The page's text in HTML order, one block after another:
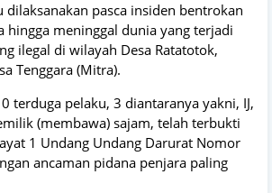
dilaksanakan pasca insiden bentrokan
hingga meninggal dunia yang terjadi
ilegal di wilayah Desa Ratatotok,
Tenggara (Mitra).
terduga pelaku, 3 diantaranya yakni, IJ,
(membawa) sajam, telah terbukti
1 Undang Undang Darurat Nomor
ancaman pidana penjara paling